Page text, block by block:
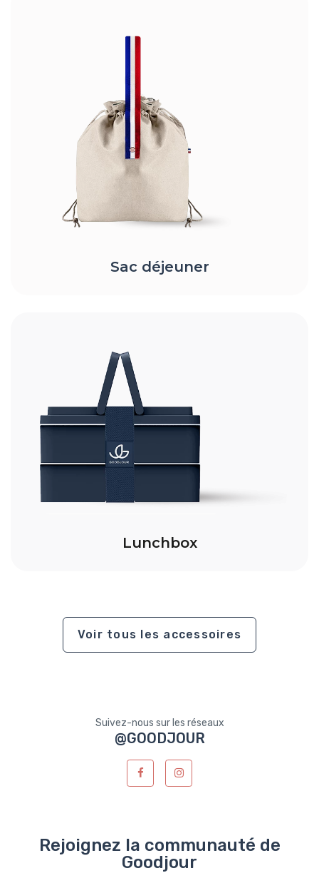
Sac déjeuner
Lunchbox
Voir tous les accessoires
Suivez-nous sur les réseaux
@GOODJOUR
Rejoignez la communauté de
Goodjour